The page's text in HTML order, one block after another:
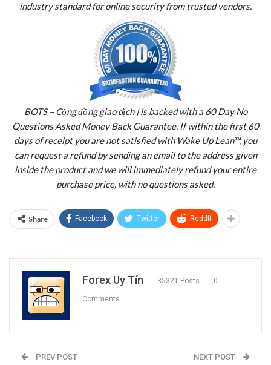
industry standard for online security from trusted vendors.
BOTS – Cộng đồng giao dịch | is backed with a 60 Day No
Questions Asked Money Back Guarantee. If within the first 60
days of receipt you are not satisfied with Wake Up Lean™, you
can request a refund by sending an email to the address given
inside the product and we will immediately refund your entire
purchase price, with no questions asked.
Share Facebook Twitter ReddIt
Forex Uy Tín 35321 Posts 0
Comments
PREV POST NEXT POST